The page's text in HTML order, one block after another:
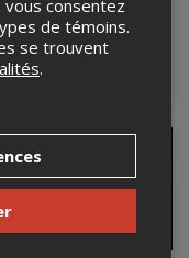
2026, 17h30
ville de Thetford
Thetford Mines, QC
vous consentez
de témoins.
se trouvent
.